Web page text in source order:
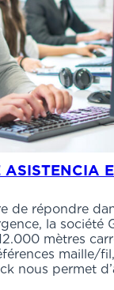
ASISTENCIA
de répondre
la société
mètres
maille/
nous permet